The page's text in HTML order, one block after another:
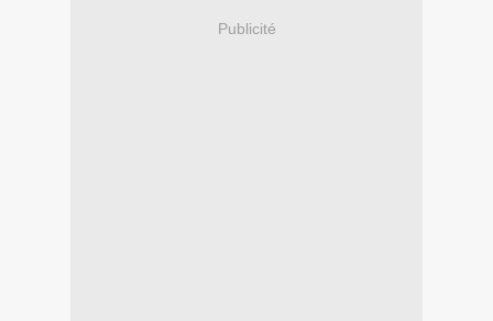
Publicité